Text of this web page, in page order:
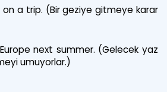
on a trip. (Bir geziye gitmeye karar
Europe next summer. (Gelecek yaz
umuyorlar.)